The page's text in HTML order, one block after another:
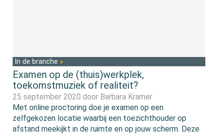
In de branche
Examen op de (thuis)werkplek,
toekomstmuziek of realiteit?
25 september 2020 door Barbara Kramer
Met online proctoring doe je examen op een
zelfgekozen locatie waarbij een toezichthouder op
afstand meekijkt in de ruimte en op jouw scherm. Deze